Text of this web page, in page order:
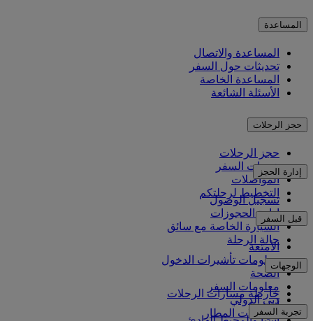
المساعدة
المساعدة والاتصال
تحديثات حول السفر
المساعدة الخاصة
الأسئلة الشائعة
حجز الرحلات
حجز الرحلات
خدمات السفر
المواصلات
التخطيط لرحلتكم
إدارة الحجز
تسجيل الوصول
إدارة الحجوزات
السيارة الخاصة مع سائق
حالة الرحلة
قبل السفر
الأمتعة
معلومات تأشيرات الدخول
الصحة
معلومات السفر
دبي الدولي
مواصلات المطار
الوجهات
خارطة مسارات الرحلات
أفريقيا
تجربة السفر